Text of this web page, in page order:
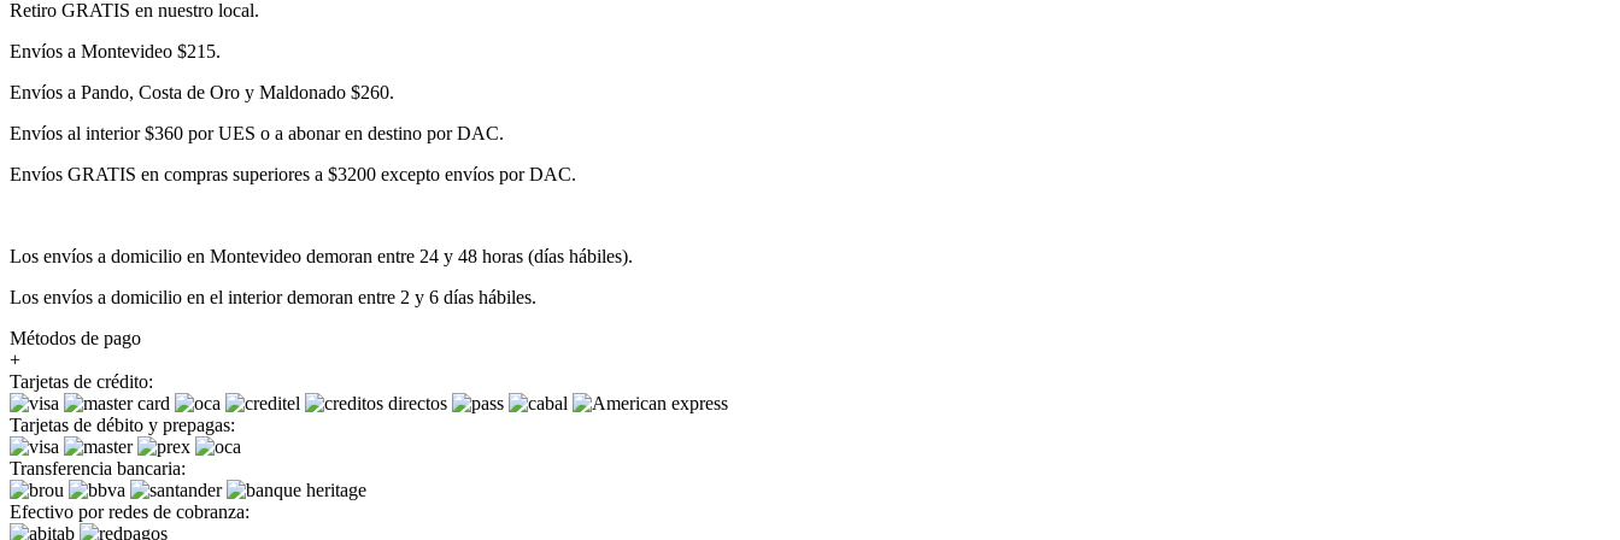
Retiro GRATIS en nuestro local.
Envíos a Montevideo $215.
Envíos a Pando, Costa de Oro y Maldonado $260.
Envíos al interior $360 por UES o a abonar en destino por DAC.
Envíos GRATIS en compras superiores a $3200 excepto envíos por DAC.
Los envíos a domicilio en Montevideo demoran entre 24 y 48 horas (días hábiles).
Los envíos a domicilio en el interior demoran entre 2 y 6 días hábiles.
Métodos de pago
+
Tarjetas de crédito:
Tarjetas de débito y prepagas:
Transferencia bancaria:
Efectivo por redes de cobranza: